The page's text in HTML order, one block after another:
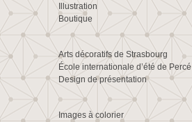
Illustration
Boutique
Arts décoratifs de Strasbourg
École internationale d’été de Percé
Design de présentation
Images à colorier